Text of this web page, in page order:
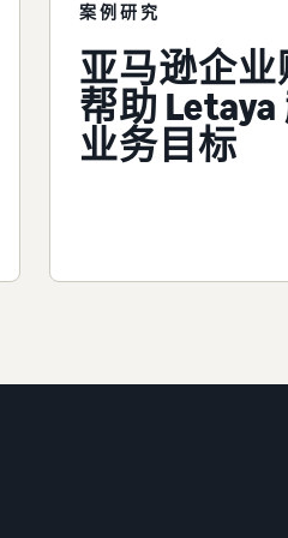
案例研究
亚马逊企
帮助
业务目标